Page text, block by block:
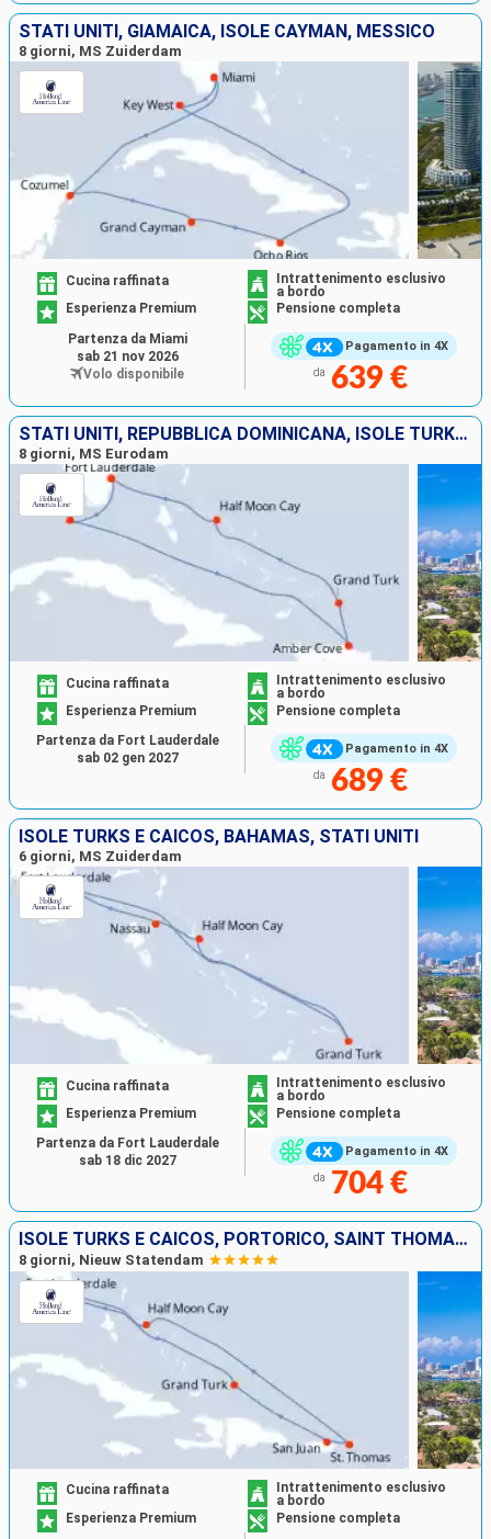
STATI UNITI, GIAMAICA, ISOLE CAYMAN, MESSICO
8 giorni, MS Zuiderdam
Pagamento in 4X
Cucina raffinata
Intrattenimento esclusivo
a bordo
Esperienza Premium
Pensione completa
da 639 €
Partenza da Miami
sab 21 nov 2026
Volo disponibile
STATI UNITI, REPUBBLICA DOMINICANA, ISOLE TURKS E CAICOS, BAHAMAS
8 giorni, MS Eurodam
Pagamento in 4X
Cucina raffinata
Intrattenimento esclusivo
a bordo
Esperienza Premium
Pensione completa
da 689 €
Partenza da Fort Lauderdale
sab 02 gen 2027
ISOLE TURKS E CAICOS, BAHAMAS, STATI UNITI
6 giorni, MS Zuiderdam
Pagamento in 4X
Cucina raffinata
Intrattenimento esclusivo
a bordo
Esperienza Premium
Pensione completa
da 704 €
Partenza da Fort Lauderdale
sab 18 dic 2027
ISOLE TURKS E CAICOS, PORTORICO, SAINT THOMAS, BAHAMAS, STATI UNITI
8 giorni, Nieuw Statendam
Cucina raffinata
Intrattenimento esclusivo
a bordo
Esperienza Premium
Pensione completa